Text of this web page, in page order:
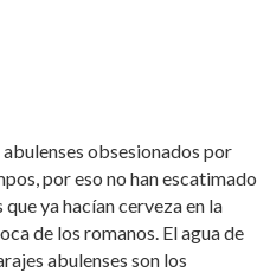
obsesionados por
por eso no han escatimado
ya hacían cerveza en la
de los romanos. El agua de
abulenses son los